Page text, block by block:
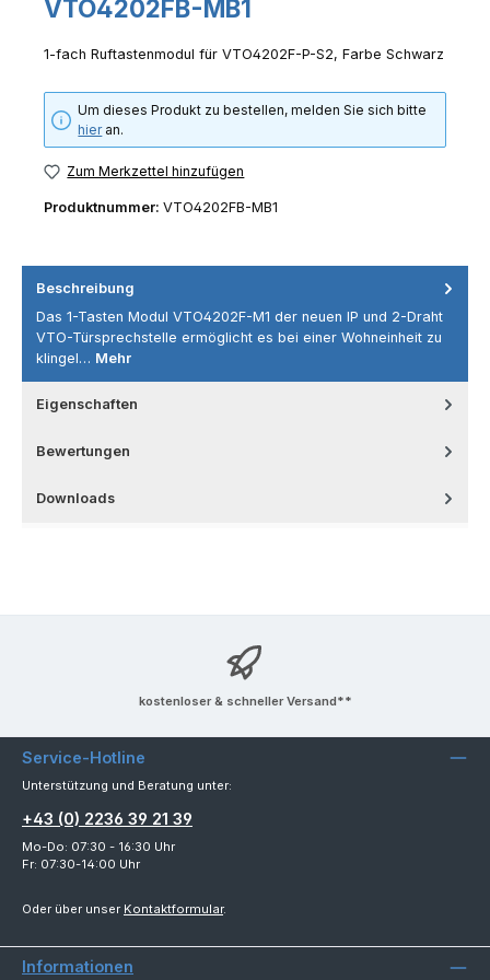
VTO4202FB-MB1
1-fach Ruftastenmodul für VTO4202F-P-S2, Farbe Schwarz
Um dieses Produkt zu bestellen, melden Sie sich bitte
hieran.
Zum Merkzettel hinzufügen
Produktnummer: VTO4202FB-MB1
Beschreibung
Das 1-Tasten Modul VTO4202F-M1 der neuen IP und 2-Draht
VTO-Türsprechstelle ermöglicht es bei einer Wohneinheit zu
klingel… Mehr
Eigenschaften
Bewertungen
Downloads
kostenloser & schneller Versand**
Service-Hotline
Unterstützung und Beratung unter:
+43 (0) 2236 39 21 39
Mo-Do: 07:30 - 16:30 Uhr
Fr: 07:30-14:00 Uhr
Oder über unser Kontaktformular.
Informationen